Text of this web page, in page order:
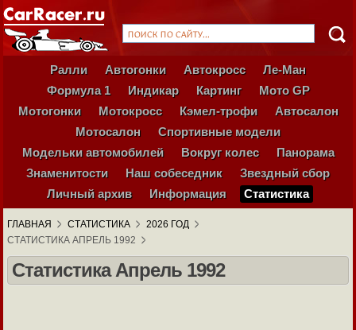
Ралли Автогонки Автокросс
Ле-Ман
Формула 1
Индикар Картинг
Мото GP
Мотогонки
Мотокросс Кэмел-трофи
Автосалон
Мотосалон
Спортивные модели
Модельки автомобилей
Вокруг колес
Панорама
Знаменитости
Наш собеседник
Звездный сбор
Личный архив
Информация Статистика
ГЛАВНАЯ СТАТИСТИКА
2026 ГОД
СТАТИСТИКА АПРЕЛЬ 1992
Статистика Апрель 1992